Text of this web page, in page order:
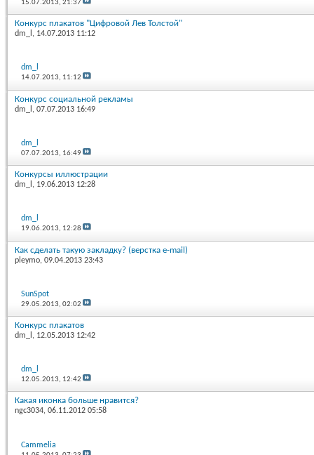
15.07.2013,21:37
Конкурс плакатов "Цифровой Лев Толстой"
dm_l , 14.07.2013 11:12
dm_l
14.07.2013, 11:12
Конкурс социальной рекламы
dm_l , 07.07.2013 16:49
dm_l
07.07.2013, 16:49
Конкурсы иллюстрации
dm_l , 19.06.2013 12:28
dm_l
19.06.2013, 12:28
Как сделать такую закладку? (верстка e-mail)
pleymo, 09.04.2013 23:43
SunSpot
29.05.2013,02:02
Конкурс плакатов
dm_l , 12.05.2013 12:42
dm_l
12.05.2013, 12:42
Какая иконка больше нравится?
ngc3034, 06.11.2012 05:58
Cammelia